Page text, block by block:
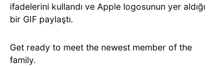
ifadelerini kullandı ve Apple logosunun yer aldığı
bir GIF paylaştı.
Get ready to meet the newest member of the
family.